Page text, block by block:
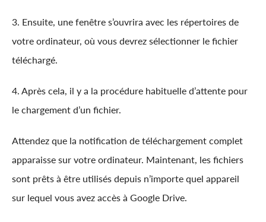
3. Ensuite, une fenêtre s’ouvrira avec les répertoires de
votre ordinateur, où vous devrez sélectionner le fichier
téléchargé.
4. Après cela, il y a la procédure habituelle d’attente pour
le chargement d’un fichier.
Attendez que la notification de téléchargement complet
apparaisse sur votre ordinateur. Maintenant, les fichiers
sont prêts à être utilisés depuis n’importe quel appareil
sur lequel vous avez accès à Google Drive.